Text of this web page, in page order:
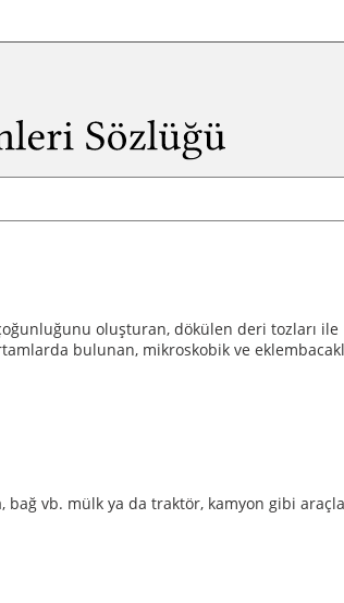
oluşturan, dökülen deri tozları ile
bulunan, mikroskobik ve
vb. mülk ya da traktör, kamyon gibi